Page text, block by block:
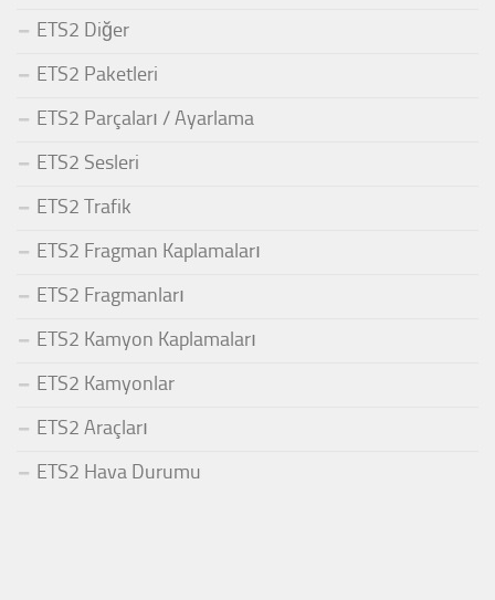
ETS2 Diğer
ETS2 Paketleri
ETS2 Parçaları / Ayarlama
ETS2 Sesleri
ETS2 Trafik
ETS2 Fragman Kaplamaları
ETS2 Fragmanları
ETS2 Kamyon Kaplamaları
ETS2 Kamyonlar
ETS2 Araçları
ETS2 Hava Durumu